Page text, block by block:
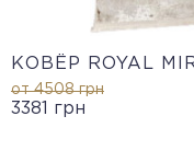
КОВЁР ROYAL
от 4508грн
3381 грн